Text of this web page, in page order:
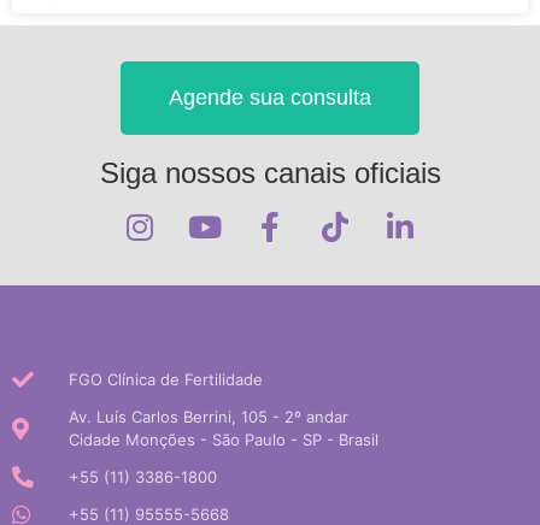
Agende sua consulta
Siga nossos canais oficiais
FGO Clínica de Fertilidade
Av. Luís Carlos Berrini, 105 - 2º andar
Cidade Monções - São Paulo - SP - Brasil
+55 (11) 3386-1800
+55 (11) 95555-5668